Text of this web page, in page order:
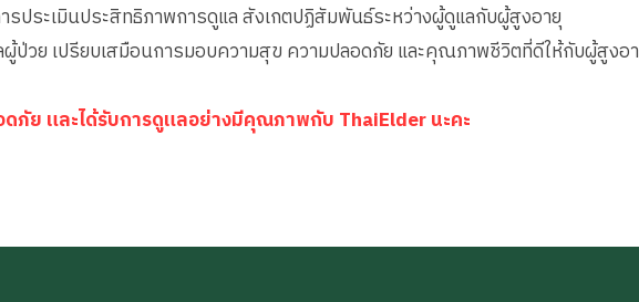
รประเมินประสิทธิภาพการดูแล สังเกตปฏิสัมพันธ์ระหว่างผู้ดูแลกับผู้สูงอายุ
ป่วย เปรียบเสมือนการมอบความสุข ความปลอดภัย และคุณภาพชีวิตที่ดีให้กับผู้สูงอ
ภัย และได้รับการดูแลอย่างมีคุณภาพกับ ThaiElder นะคะ